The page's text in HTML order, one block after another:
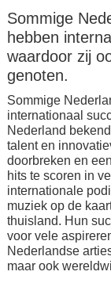
Sommige
hebben
waardoor zij
genoten.
Sommige
internationaal
Nederland
talent en
doorbreken en
hits te scoren in
internationale
muziek op de
thuisland. Hun
voor vele
Nederlandse
maar ook